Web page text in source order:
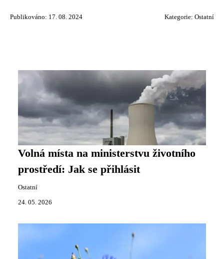
Publikováno: 17. 08. 2024 Kategorie: Ostatní
Volná místa na ministerstvu životního
prostředí: Jak se přihlásit
Ostatní
24. 05. 2026